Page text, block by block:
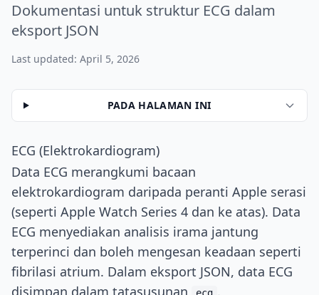
Dokumentasi untuk struktur ECG dalam
eksport JSON
Last updated: April 5, 2026
PADA HALAMAN INI
ECG (Elektrokardiogram)
Data ECG merangkumi bacaan
elektrokardiogram daripada peranti Apple serasi
(seperti Apple Watch Series 4 dan ke atas). Data
ECG menyediakan analisis irama jantung
terperinci dan boleh mengesan keadaan seperti
fibrilasi atrium. Dalam eksport JSON, data ECG
disimpan dalam tatasusunan
.